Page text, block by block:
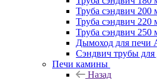
Труба сэндвич 200
Труба сэндвич 220
Труба сэндвич 250
Дымоход для печи
Сэндвич трубы для
Печи камины
Назад